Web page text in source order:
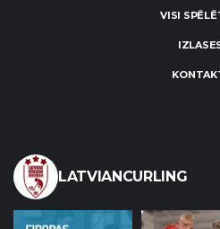
VISI
LATVIANCURLING